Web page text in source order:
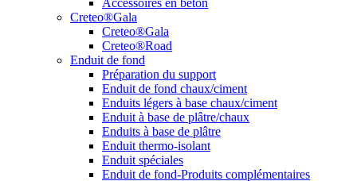
Accessoires en béton
Creteo®Gala
Creteo®Gala
Creteo®Road
Enduit de fond
Préparation du support
Enduit de fond chaux/ciment
Enduits légers à base chaux/ciment
Enduit à base de plâtre/chaux
Enduits à base de plâtre
Enduit thermo-isolant
Enduit spéciales
Enduit de fond-Produits complémentaires